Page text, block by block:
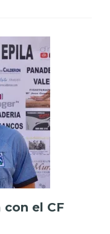
con el CF